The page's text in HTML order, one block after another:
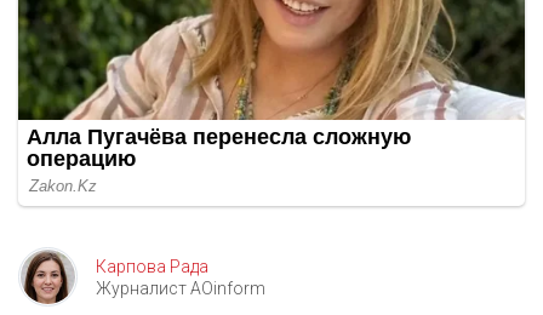
Карпова Рада
Журналист AOinform